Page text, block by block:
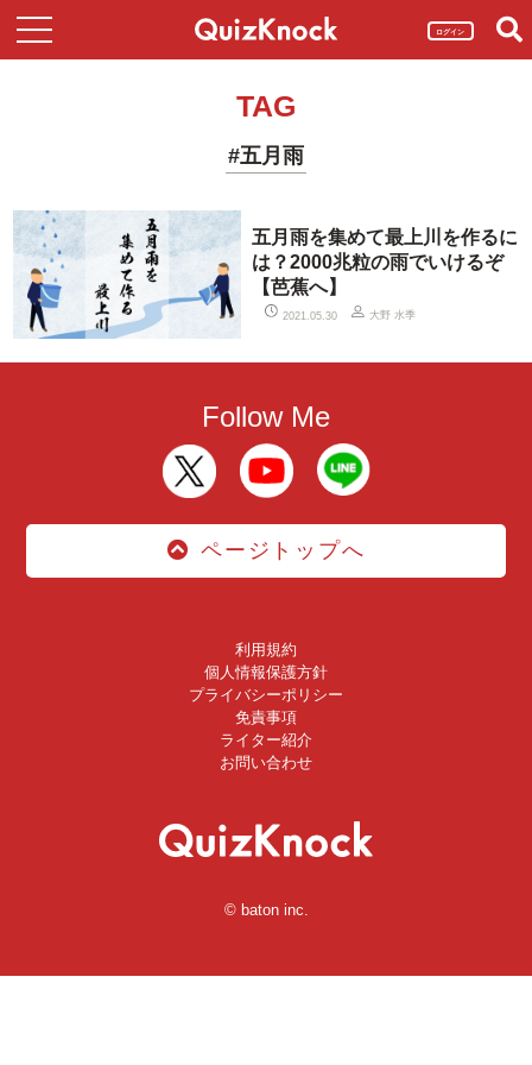
ログイン
TAG
#五月雨
五月雨を集めて最上川を作るに
は？2000兆粒の雨でいけるぞ
【芭蕉へ】
2021.05.30 大野 水季
Follow Me
ページトップへ
利用規約
個人情報保護方針
プライバシーポリシー
免責事項
ライター紹介
お問い合わせ
© baton inc.